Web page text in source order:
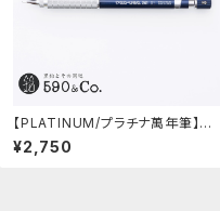
【PLATINUM/プラチナ萬年筆】PR
O-USE 241 シャープペンシル (ブ
ルー/0.5mm)
¥2,750